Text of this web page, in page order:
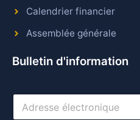
Calendrier financier
Assemblée générale
Bulletin d'information
A